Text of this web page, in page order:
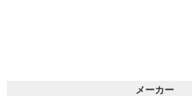
メーカー